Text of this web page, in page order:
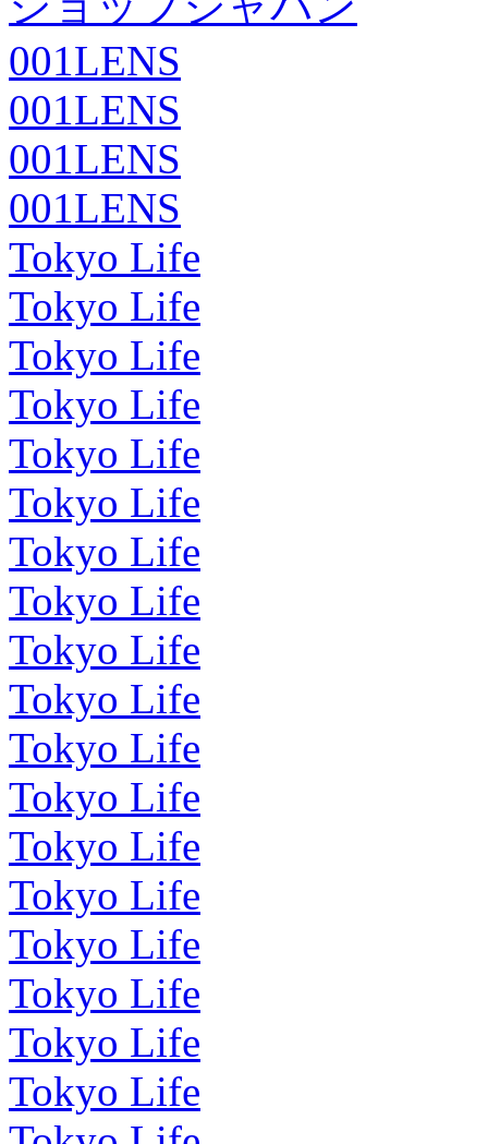
001LENS
001LENS
001LENS
001LENS
Tokyo Life
Tokyo Life
Tokyo Life
Tokyo Life
Tokyo Life
Tokyo Life
Tokyo Life
Tokyo Life
Tokyo Life
Tokyo Life
Tokyo Life
Tokyo Life
Tokyo Life
Tokyo Life
Tokyo Life
Tokyo Life
Tokyo Life
Tokyo Life